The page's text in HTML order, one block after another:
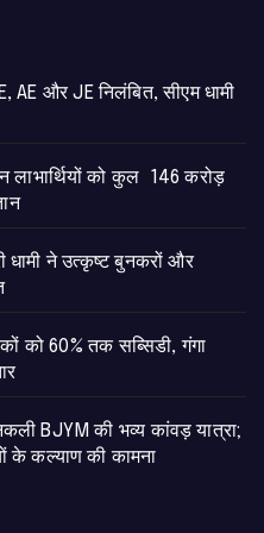
AE और JE निलंबित, सीएम धामी
लाभार्थियों को कुल 146 करोड़
धामी ने उत्कृष्ट बुनकरों और
को 60% तक सब्सिडी, गंगा
BJYM की भव्य कांवड़ यात्रा;
के कल्याण की कामना